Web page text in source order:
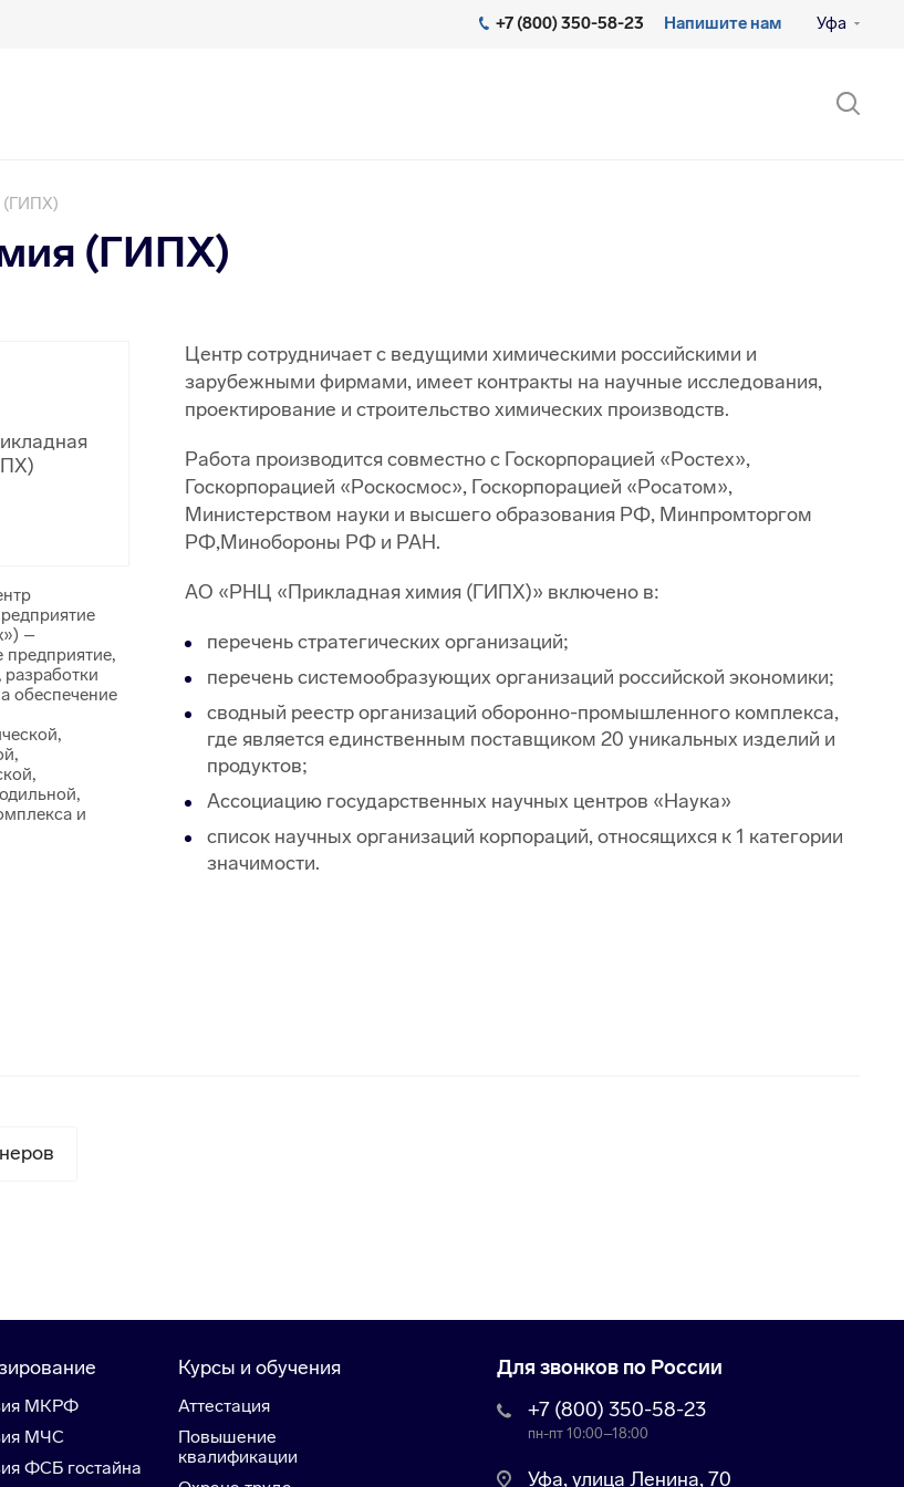
Уфа
+7 (800) 350-58-23 Напишите нам
(ГИПХ)
(ГИПХ)
–
предприятие,
разработки
обеспечение
и
Центр сотрудничает с ведущими химическими российскими и
зарубежными фирмами, имеет контракты на научные исследования,
проектирование и строительство химических производств.
Работа производится совместно с Госкорпорацией «Ростех»,
Госкорпорацией «Роскосмос», Госкорпорацией «Росатом»,
Министерством науки и высшего образования РФ, Минпромторгом
РФ,Минобороны РФ и РАН.
АО «РНЦ «Прикладная химия (ГИПХ)» включено в:
перечень стратегических организаций;
перечень системообразующих организаций российской экономики;
сводный реестр организаций оборонно-промышленного комплекса,
где является единственным поставщиком 20 уникальных изделий и
продуктов;
Ассоциацию государственных научных центров «Наука»
список научных организаций корпораций, относящихся к 1 категории
значимости.
МКРФ
МЧС
ФСБ гостайна
Курсы и обучения
Аттестация
Повышение
квалификации
Для звонков по России
+7 (800) 350-58-23
пн-пт 10:00–18:00
Уфа, улица Ленина, 70